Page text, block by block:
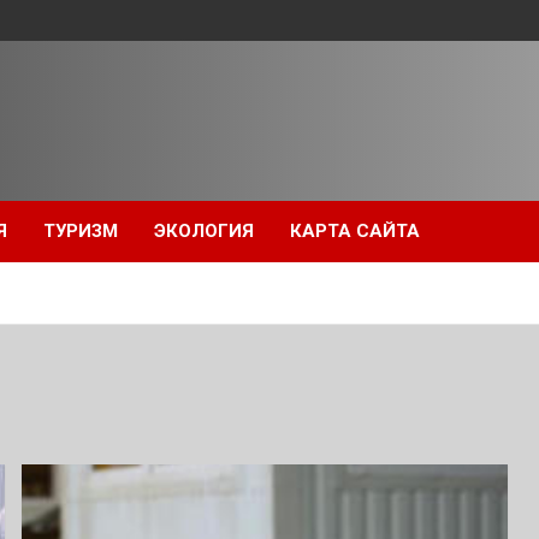
ТУРИЗМ ЭКОЛОГИЯ КАРТА САЙТА